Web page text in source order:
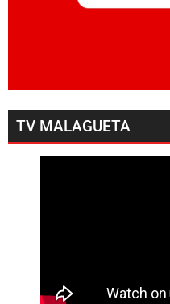
TV MALAGUETA